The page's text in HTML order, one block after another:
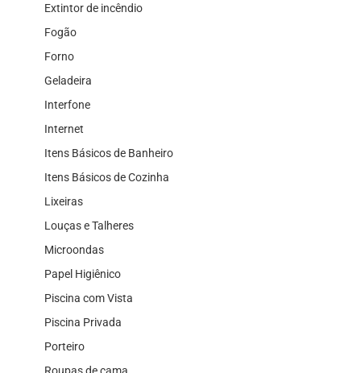
Extintor de incêndio
Fogão
Forno
Geladeira
Interfone
Internet
Itens Básicos de Banheiro
Itens Básicos de Cozinha
Lixeiras
Louças e Talheres
Microondas
Papel Higiênico
Piscina com Vista
Piscina Privada
Porteiro
Roupas de cama